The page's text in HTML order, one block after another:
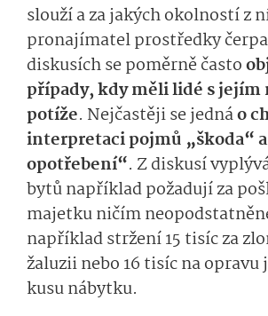
slouží a za jakých okolností z
pronajímatel prostředky
diskusích sepoměrněčasto
případy, kdy měli lidé sjejím
potíže. Nejčas­těji se jednáo
interpretaci pojmů „škoda“
opotřebení“. Z dis­kusí
bytů napříkladpožadují za
majetku ničím
například stržení 15 tisíc za
žaluzii nebo 16 tisíc na opravu
kusu nábytku.